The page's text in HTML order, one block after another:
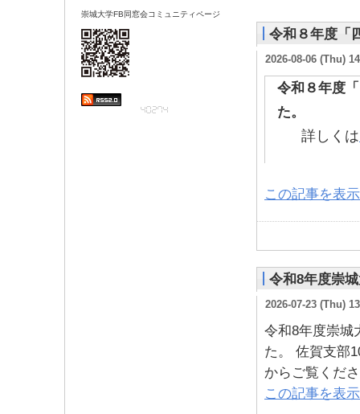
令和８年度「
2026-08-06 (Thu)
令和８年度
た。
詳しくは
この記事を表示
令和8年度崇
2026-07-23 (Thu)
令和8年度崇城
た。 佐賀支部
からご覧くだ
この記事を表示
崇城大学FB同窓会コミュニティページ